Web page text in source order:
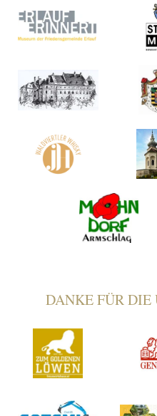
DANKE FÜR DIE